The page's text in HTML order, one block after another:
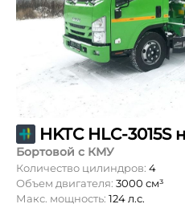
Бортовой с КМУ
Количество цилиндров: 4
Объем двигателя: 3000 см³
Макс. мощность: 124 л.с.